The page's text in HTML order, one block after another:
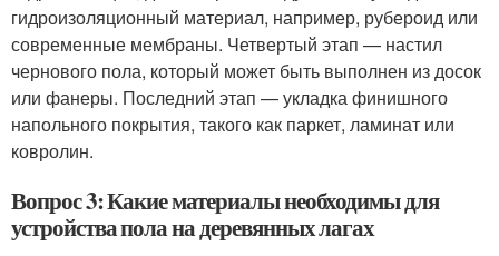
гидроизоляционный материал, например, рубероид или
современные мембраны. Четвертый этап — настил
чернового пола, который может быть выполнен из досок
или фанеры. Последний этап — укладка финишного
напольного покрытия, такого как паркет, ламинат или
ковролин.
Вопрос 3: Какие материалы необходимы для
устройства пола на деревянных лагах